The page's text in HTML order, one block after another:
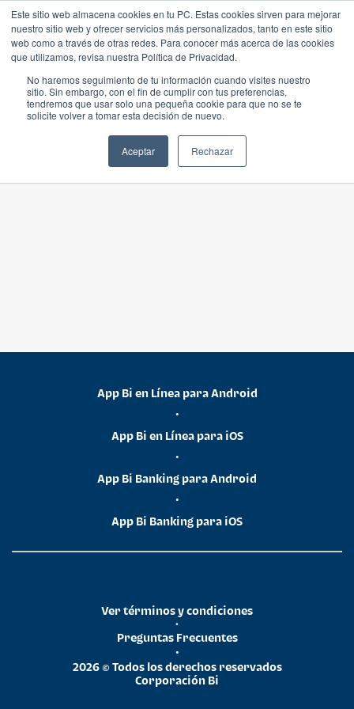
Este sitio web almacena cookies en tu PC. Estas cookies sirven para mejorar
nuestro sitio web y ofrecer servicios más personalizados, tanto en este sitio
web como a través de otras redes. Para conocer más acerca de las cookies
que utilizamos, revisa nuestra Política de Privacidad.
No haremos seguimiento de tu información cuando visites nuestro
sitio. Sin embargo, con el fin de cumplir con tus preferencias,
tendremos que usar solo una pequeña cookie para que no se te
solicite volver a tomar esta decisión de nuevo.
Aceptar Rechazar
App Bi en Línea para Android
•
App Bi en Línea para iOS
•
App Bi Banking para Android
•
App Bi Banking para iOS
2026 © Todos los derechos reservados
Corporación Bi
•
Preguntas Frecuentes
•
Ver términos y condiciones